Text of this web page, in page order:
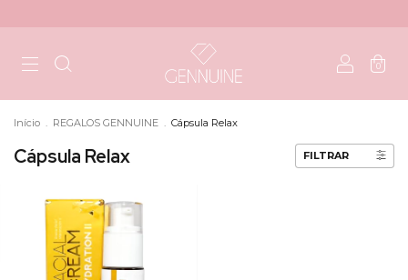
0
Início . REGALOS GENNUINE . Cápsula Relax
Cápsula Relax FILTRAR